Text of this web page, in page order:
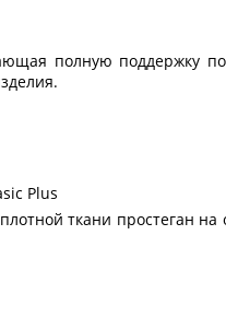
полную поддержку
Plus
ткани простеган